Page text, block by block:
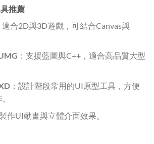
推薦
適合2D與3D遊戲，可結合Canvas與
：支援藍圖與C++，適合高品質大型
：設計階段常用的UI原型工具，方便
作UI動畫與立體介面效果。